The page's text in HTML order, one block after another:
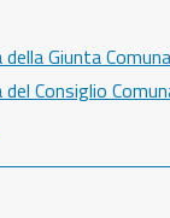
Giunta
Consiglio